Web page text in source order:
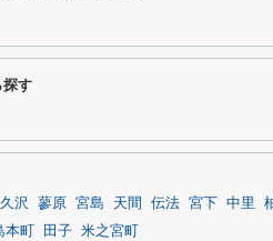
探す
久沢 蓼原 宮島 天間 伝法 宮下 中里
町 田子 米之宮町